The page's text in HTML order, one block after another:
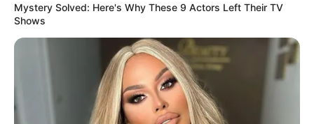
Jamiatul Adewiyah Amrullah
Putrii
Mystery Solved: Here's Why These 9 Actors Left Their TV
Shows